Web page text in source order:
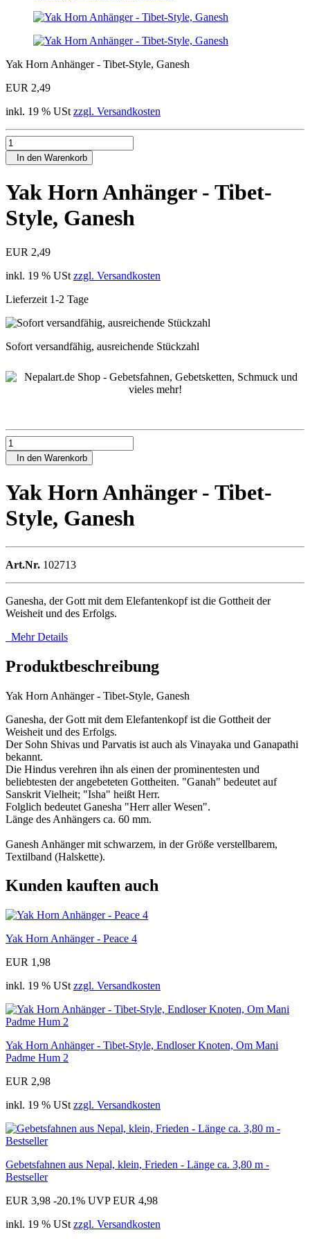
Yak Horn Anhänger - Tibet-Style, Ganesh
EUR 2,49
inkl. 19 % USt zzgl. Versandkosten
In den Warenkorb
Yak Horn Anhänger - Tibet-
Style, Ganesh
EUR 2,49
inkl. 19 % USt zzgl. Versandkosten
Lieferzeit 1-2 Tage
Sofort versandfähig, ausreichende Stückzahl
In den Warenkorb
Yak Horn Anhänger - Tibet-
Style, Ganesh
Art.Nr. 102713
Ganesha, der Gott mit dem Elefantenkopf ist die Gottheit der
Weisheit und des Erfolgs.
Mehr Details
Produktbeschreibung
Yak Horn Anhänger - Tibet-Style, Ganesh
Ganesha, der Gott mit dem Elefantenkopf ist die Gottheit der
Weisheit und des Erfolgs.
Der Sohn Shivas und Parvatis ist auch als Vinayaka und Ganapathi
bekannt.
Die Hindus verehren ihn als einen der prominentesten und
beliebtesten der angebeteten Gottheiten. "Ganah" bedeutet auf
Sanskrit Vielheit; "Isha" heißt Herr.
Folglich bedeutet Ganesha "Herr aller Wesen".
Länge des Anhängers ca. 60 mm.
Ganesh Anhänger mit schwarzem, in der Größe verstellbarem,
Textilband (Halskette).
Kunden kauften auch
Yak Horn Anhänger - Peace 4
EUR 1,98
inkl. 19 % USt zzgl. Versandkosten
Yak Horn Anhänger - Tibet-Style, Endloser Knoten, Om Mani
Padme Hum 2
EUR 2,98
inkl. 19 % USt zzgl. Versandkosten
Gebetsfahnen aus Nepal, klein, Frieden - Länge ca. 3,80 m -
Bestseller
EUR 3,98 -20.1% UVP EUR 4,98
inkl. 19 % USt zzgl. Versandkosten